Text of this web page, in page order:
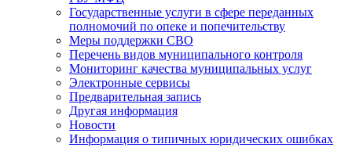
Государственные услуги в сфере переданных
полномочий по опеке и попечительству
Меры поддержки СВО
Перечень видов муниципального контроля
Мониторинг качества муниципальных услуг
Электронные сервисы
Предварительная запись
Другая информация
Новости
Информация о типичных юридических ошибках